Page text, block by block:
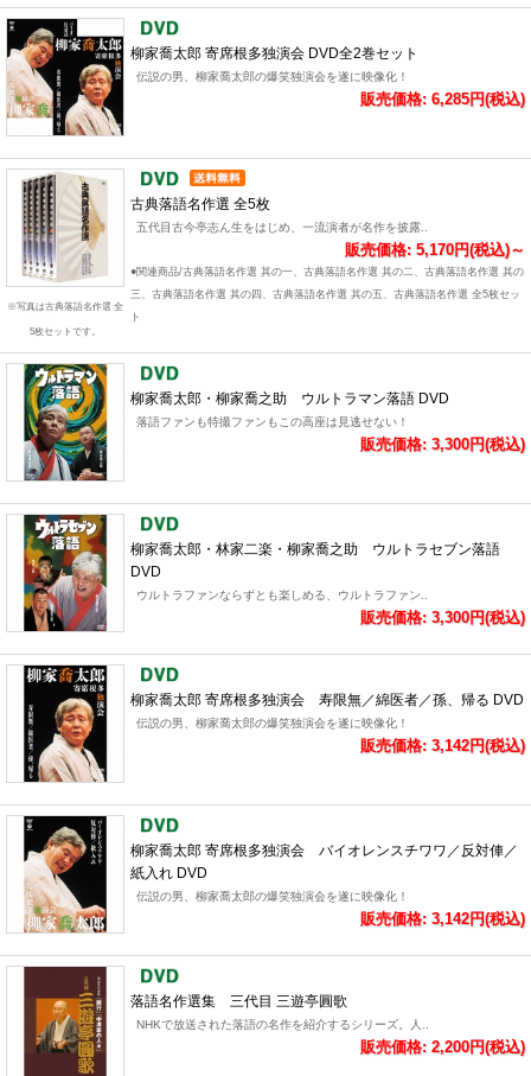
柳家喬太郎 寄席根多独演会 DVD全2巻セット
伝説の男、柳家喬太郎の爆笑独演会を遂に映像化！
販売価格: 6,285円(税込)
※写真は古典落語名作選 全
5枚セットです。
古典落語名作選 全5枚
五代目古今亭志ん生をはじめ、一流演者が名作を披露..
販売価格: 5,170円(税込)～
●関連商品/古典落語名作選 其の一、古典落語名作選 其の二、古典落語名作選 其の
三、古典落語名作選 其の四、古典落語名作選 其の五、古典落語名作選 全5枚セッ
ト
柳家喬太郎・柳家喬之助 ウルトラマン落語 DVD
落語ファンも特撮ファンもこの高座は見逃せない！
販売価格: 3,300円(税込)
柳家喬太郎・林家二楽・柳家喬之助 ウルトラセブン落語
DVD
ウルトラファンならずとも楽しめる、ウルトラファン..
販売価格: 3,300円(税込)
柳家喬太郎 寄席根多独演会 寿限無／綿医者／孫、帰る DVD
伝説の男、柳家喬太郎の爆笑独演会を遂に映像化！
販売価格: 3,142円(税込)
柳家喬太郎 寄席根多独演会 バイオレンスチワワ／反対俥／
紙入れ DVD
伝説の男、柳家喬太郎の爆笑独演会を遂に映像化！
販売価格: 3,142円(税込)
落語名作選集 三代目 三遊亭圓歌
NHKで放送された落語の名作を紹介するシリーズ。人..
販売価格: 2,200円(税込)